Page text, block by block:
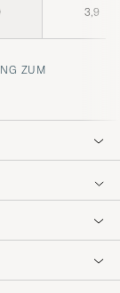
3,9
ZUM R